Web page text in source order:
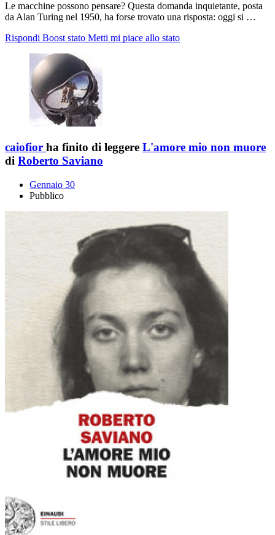
Le macchine possono pensare? Questa domanda inquietante, posta
da Alan Turing nel 1950, ha forse trovato una risposta: oggi si …
Rispondi Boost stato Metti mi piace allo stato
caiofior ha finito di leggere L'amore mio non muore
di Roberto Saviano
Gennaio 30
Pubblico